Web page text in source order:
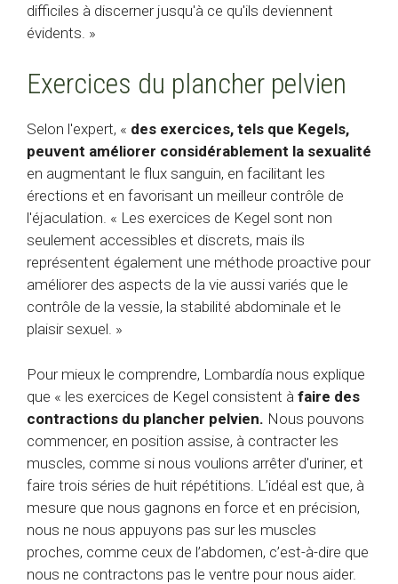
difficiles à discerner jusqu'à ce qu'ils deviennent
évidents. »
Exercices du plancher pelvien
Selon l'expert, « des exercices, tels que Kegels,
peuvent améliorer considérablement la sexualité
en augmentant le flux sanguin, en facilitant les
érections et en favorisant un meilleur contrôle de
l'éjaculation. « Les exercices de Kegel sont non
seulement accessibles et discrets, mais ils
représentent également une méthode proactive pour
améliorer des aspects de la vie aussi variés que le
contrôle de la vessie, la stabilité abdominale et le
plaisir sexuel. »
Pour mieux le comprendre, Lombardía nous explique
que « les exercices de Kegel consistent à faire des
contractions du plancher pelvien. Nous pouvons
commencer, en position assise, à contracter les
muscles, comme si nous voulions arrêter d'uriner, et
faire trois séries de huit répétitions. L’idéal est que, à
mesure que nous gagnons en force et en précision,
nous ne nous appuyons pas sur les muscles
proches, comme ceux de l’abdomen, c’est-à-dire que
nous ne contractons pas le ventre pour nous aider.